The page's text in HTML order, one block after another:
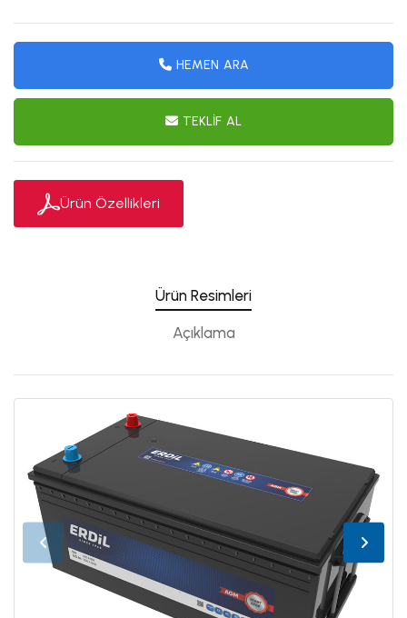
HEMEN ARA
TEKLIF AL
Ürün Özellikleri
Ürün Resimleri
Açıklama